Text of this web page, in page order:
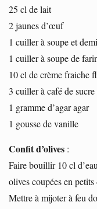
25 cl de lait
2 jaunes d’œuf
1 cuiller à soupe et
1 cuiller à soupe de
10 cl de crème fraiche
3 cuiller à café de
1 gramme d’agar agar
1 gousse de vanille
Confit d’olives :
Faire bouillir 10 cl
olives coupées en
Mettre à mijoter à feu